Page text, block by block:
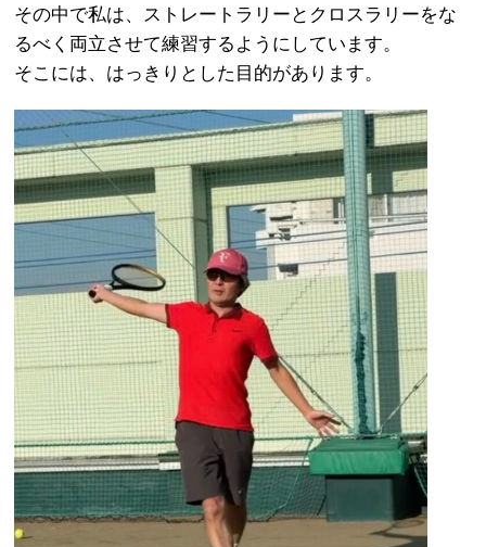
その中で私は、ストレートラリーとクロスラリーをな
るべく両立させて練習するようにしています。
そこには、はっきりとした目的があります。